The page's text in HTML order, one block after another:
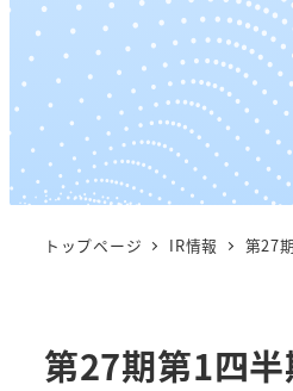
ン
へ
移
トップページ IR情報 第27
第27期第1四